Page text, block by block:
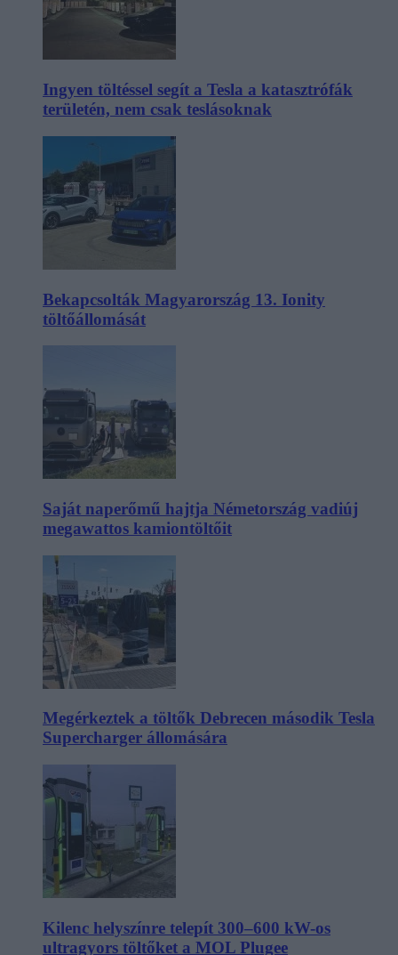
Ingyen töltéssel segít a Tesla a katasztrófák
területén, nem csak teslásoknak
Bekapcsolták Magyarország 13. Ionity
töltőállomását
Saját naperőmű hajtja Németország vadiúj
megawattos kamiontöltőit
Megérkeztek a töltők Debrecen második Tesla
Supercharger állomására
Kilenc helyszínre telepít 300–600 kW-os
ultragyors töltőket a MOL Plugee